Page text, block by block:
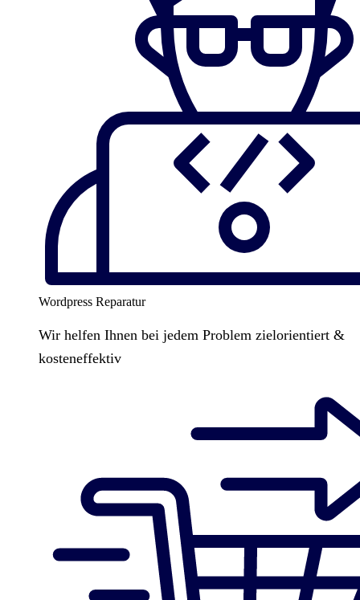
Wordpress Reparatur
Wir helfen Ihnen bei jedem Problem zielorientiert &
kosteneffektiv